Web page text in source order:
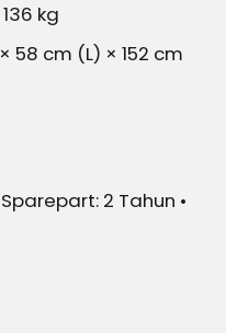
kg
58 cm (L) × 152 cm
2 Tahun •